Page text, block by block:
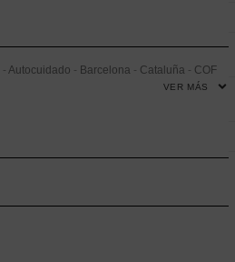
- Autocuidado - Barcelona - Cataluña - COF
Jaime Pey -
VER MÁS